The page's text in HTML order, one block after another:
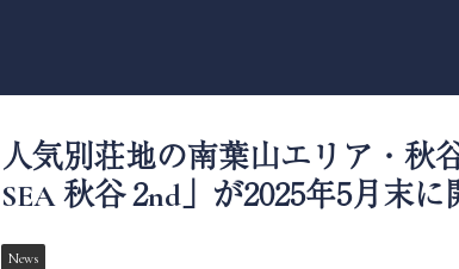
人気別荘地の南葉山エリア・秋
SEA 秋谷 2nd」が2025年5月末に
News